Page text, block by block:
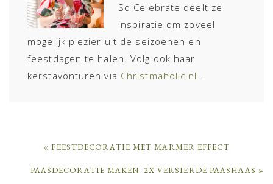
So Celebrate deelt ze
inspiratie om zoveel
mogelijk plezier uit de seizoenen en
feestdagen te halen. Volg ook haar
kerstavonturen via Christmaholic.nl
PREVIOUS
« FEESTDECORATIE MET MARMER EFFECT
NEXT
PAASDECORATIE MAKEN: 2X VERSIERDE PAASHAAS »